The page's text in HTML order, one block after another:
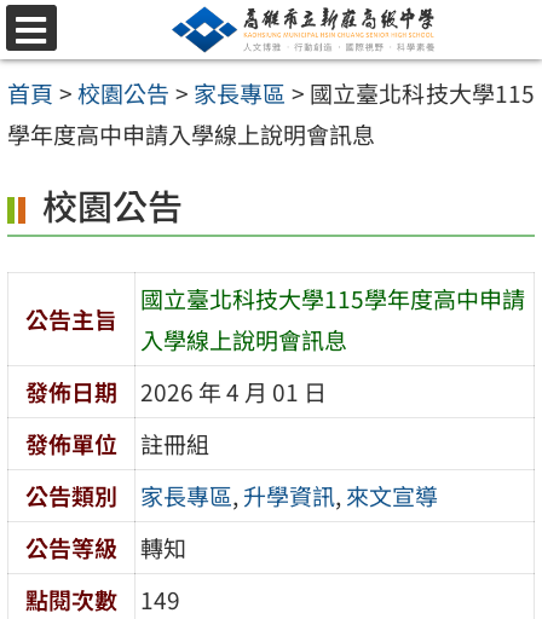
跳
至
主
要
容
區
選
單
首頁 >校園公告 > 家長專區 > 國立臺北科技大學115
學年度高中申請入學線上說明會訊息
校園公告
公告主旨
國立臺北科技大學115學年度高中申請
入學線上說明會訊息
發佈日期
2026 年 4 月 01 日
發佈單位
註冊組
公告類別
家長專區,升學資訊,來文宣導
公告等級
轉知
點閱次數
149